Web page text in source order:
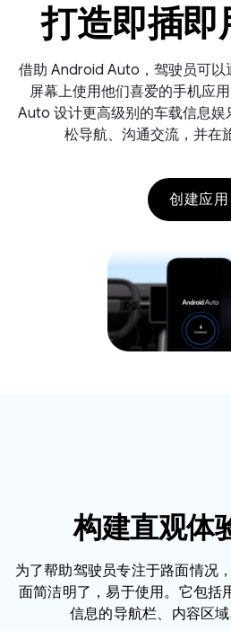
打造即插即
借助 Android Auto，驾驶员可以
屏幕上使用他们喜爱的手机应
Auto 设计更高级别的车载信息
松导航、沟通交流，并在
创建应用
构建直观体
为了帮助驾驶员专注于路面情况
面简洁明了，易于使用。它包括
信息的导航栏、内容区域